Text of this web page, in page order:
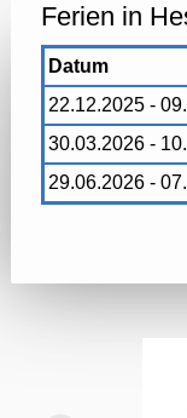
Ferien in
Datum
22.12.2025 -
30.03.2026 -
29.06.2026 -